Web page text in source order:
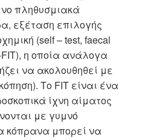
πληθυσμιακά
εξέταση επιλογής
(self – test, faecal
FIT), η οποία ανάλογα
να ακολουθηθεί με
Το FIT είναι ένα
ίχνη αίματος
με γυμνό
κόπρανα μπορεί να